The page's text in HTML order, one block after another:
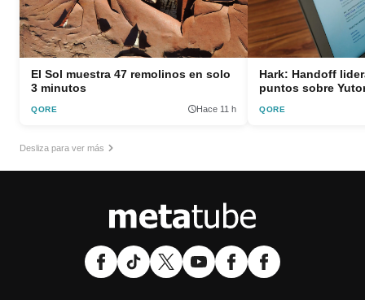
El Sol muestra 47 remolinos en solo
3 minutos
QORE Hace 11 h
Hark: Handoff
puntos sobre
QORE
Desliza para ver más